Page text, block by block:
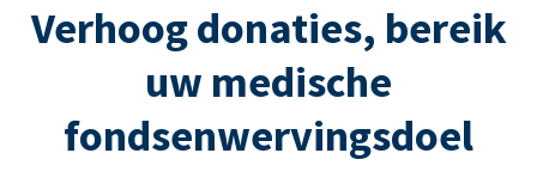
Verhoog donaties, bereik
uw medische
fondsenwervingsdoel